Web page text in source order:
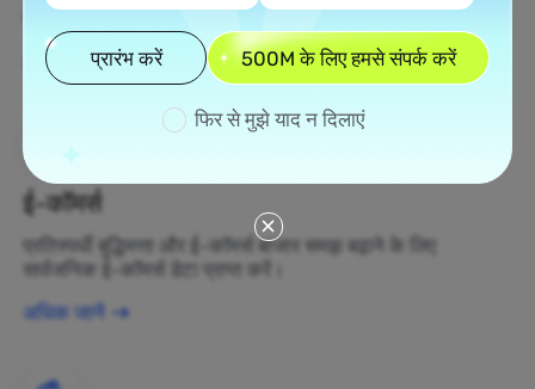
अधिक जानें
ई-कॉमर्स
प्रतिस्पर्धी बुद्धिमत्ता और ई-कॉमर्स बाजार समझ बढ़ाने के लिए
सार्वजनिक ई-कॉमर्स डेटा प्राप्त करें।
अधिक जानें
प्रारंभ करें 500M के लिए हमसे संपर्क करें
फिर से मुझे याद न दिलाएं